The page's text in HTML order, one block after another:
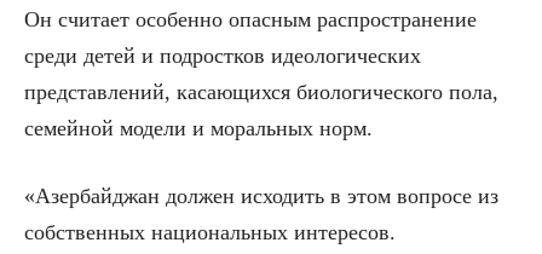
Он считает особенно опасным распространение
среди детей и подростков идеологических
представлений, касающихся биологического пола,
семейной модели и моральных норм.
«Азербайджан должен исходить в этом вопросе из
собственных национальных интересов.